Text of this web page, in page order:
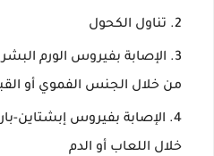
تناول الكحول
من خلال الجنس الفموي أو
خلال اللعاب أو الدم